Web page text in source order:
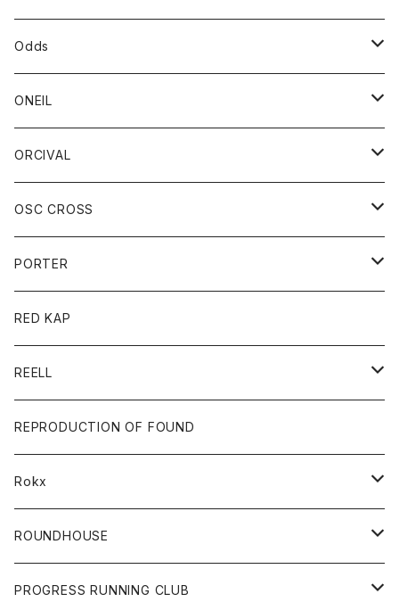
シャツ
ショートパンツ
パンツ
レディース
シャツ
Tシャツ
ストール/マフラー
シャツ
シャツジャケット
ロングスリーブＴシャツ
ボトム
ショートパンツ
ジーンズ
スエット
ボトム
ショートパンツ
パンツ
レディース
ボトム
Odds
帽子
ONEIL
スカート
ORCIVAL
アウター
コート
ジャケット
アクセサリー
バッグ
キッズ
Tシャツ
帽子
グッズ
靴
バック
トップス
カットソー
カーディガン
ボトムス
ショートパンツ
パンツ
レディース
カットソー
OSC CROSS
ダウンジャケット
PORTER
カードホルダー
キーホルダー
財布
バック
RED KAP
REELL
パンツ
ショートパンツ
REPRODUCTION OF FOUND
Rokx
ボトム
ROUNDHOUSE
エプロン
PROGRESS RUNNING CLUB